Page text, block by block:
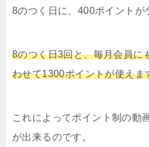
8のつく日に、400ポイントが
8のつく日3回と、毎月会員に
わせて1300ポイントが使えま
これによってポイント制の動
が出来るのです。